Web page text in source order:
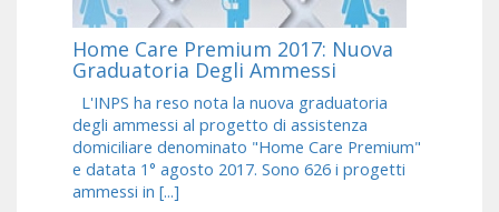
Home Care Premium 2017: Nuova
Graduatoria Degli Ammessi
L'INPS ha reso nota la nuova graduatoria
degli ammessi al progetto di assistenza
domiciliare denominato "Home Care Premium"
e datata 1° agosto 2017. Sono 626 i progetti
ammessi in [...]